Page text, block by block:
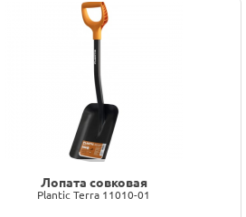
Лопата совковая
Plantic Terra 11010-01